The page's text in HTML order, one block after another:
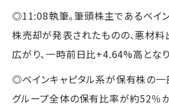
◎11:08執筆。筆頭株主であるベイ
株売却が発表されたものの、悪材料
広がり、一時前日比+4.64%高とな
◎ベインキャピタル系が保有株の一
グループ全体の保有比率が約52％